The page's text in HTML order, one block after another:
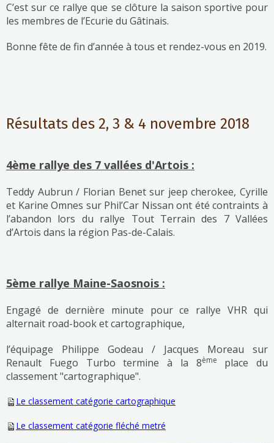
C’est sur ce rallye que se clôture la saison sportive pour
les membres de l’Ecurie du Gâtinais.
Bonne fête de fin d’année à tous et rendez-vous en 2019.
Résultats des 2, 3 & 4 novembre 2018
4ème rallye des 7 vallées d'Artois :
Teddy Aubrun / Florian Benet sur jeep cherokee, Cyrille
et Karine Omnes sur Phil’Car Nissan ont été contraints à
l’abandon lors du rallye Tout Terrain des 7 Vallées
d’Artois dans la région Pas-de-Calais.
5ème rallye Maine-Saosnois :
Engagé de dernière minute pour ce rallye VHR qui
alternait road-book et cartographique,
l’équipage Philippe Godeau / Jacques Moreau sur
Renault Fuego Turbo termine à la 8ème
place du
classement "cartographique".
Le classement catégorie cartographique
Le classement catégorie fléché metré